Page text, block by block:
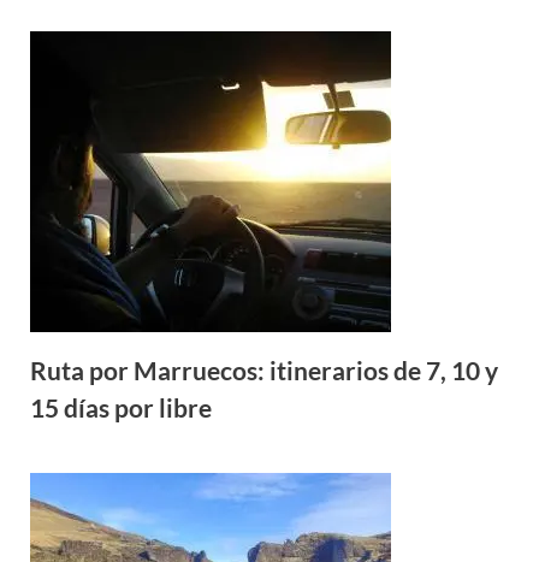
Ruta por Marruecos: itinerarios de 7, 10 y
15 días por libre